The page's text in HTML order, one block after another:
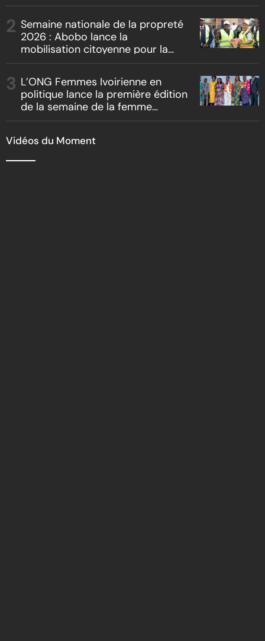
« Boss vs Boss »
Semaine nationale de la propreté
2026 : Abobo lance la
mobilisation citoyenne pour la
L’ONG Femmes Ivoirienne en
politique lance la première édition
de la semaine de la femme
Vidéos du Moment